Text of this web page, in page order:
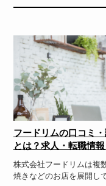
フードリムの口コミ
とは？求人・転職情
株式会社フードリムは複
焼きなどのお店を展開し